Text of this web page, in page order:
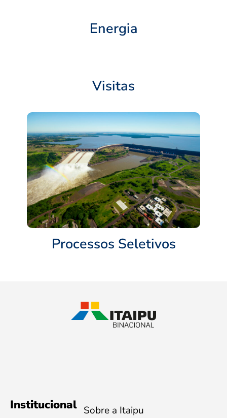
Energia
Visitas
Processos Seletivos
Institucional Sobre a Itaipu